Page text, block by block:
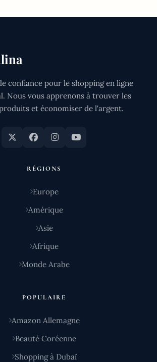
2026
confiance pour le shopping en ligne
Nous vous apprenons à trouver les
et économiser de l'argent.
RÉGIONS
Europe
Amérique
Asie
Afrique
Monde Arabe
POPULAIRE
Amazon Allemagne
Beauté Coréenne
Shopping à Dubaï